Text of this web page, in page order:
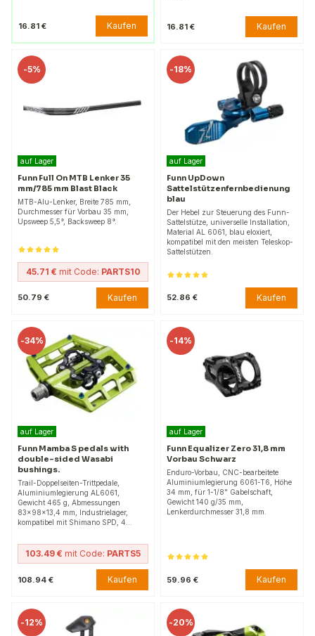
16.81 € Kaufen 16.81 € Kaufen
-5%
auf Lager
Funn Full On MTB Lenker 35
mm/785 mm Blast Black
MTB-Alu-Lenker, Breite 785 mm,
Durchmesser für Vorbau 35 mm,
Upsweep 5,5°, Backsweep 8°.
45.71 € mit Code: PARTS10
50.79 € Kaufen
-18%
auf Lager
Funn UpDown
Sattelstützenfernbedienung
blau
Der Hebel zur Steuerung des Funn-
Sattelstütze, universelle Installation,
Material AL 6061, blau eloxiert,
kompatibel mit den meisten Teleskop-
Sattelstützen.
52.86 € Kaufen
-34%
auf Lager
Funn Mamba S pedals with
double-sided Wasabi
bushings.
Trail-Doppelseiten-Trittpedale,
Aluminiumlegierung AL6061,
Gewicht 465 g, Abmessungen
83x98x13,4 mm, Industrielager,
kompatibel mit Shimano SPD, 4…
103.49 € mit Code: PARTS5
108.94 € Kaufen
-14%
auf Lager
Funn Equalizer Zero 31,8 mm
Vorbau Schwarz
Enduro-Vorbau, CNC-bearbeitete
Aluminiumlegierung 6061-T6, Höhe
34 mm, für 1-1/8" Gabelschaft,
Gewicht 140 g/35 mm,
Lenkerdurchmesser 31,8 mm.
59.96 € Kaufen
-12% -20%